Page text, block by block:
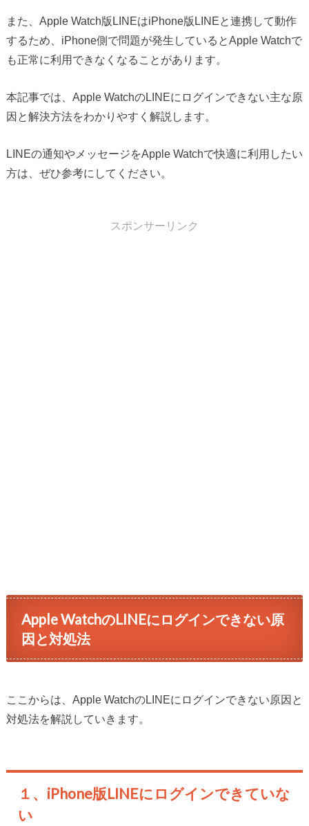
また、Apple Watch版LINEはiPhone版LINEと連携して動作
するため、iPhone側で問題が発生しているとApple Watchで
も正常に利用できなくなることがあります。
本記事では、Apple WatchのLINEにログインできない主な原
因と解決方法をわかりやすく解説します。
LINEの通知やメッセージをApple Watchで快適に利用したい
方は、ぜひ参考にしてください。
スポンサーリンク
Apple WatchのLINEにログインできない原
因と対処法
ここからは、Apple WatchのLINEにログインできない原因と
対処法を解説していきます。
１、iPhone版LINEにログインできていな
い